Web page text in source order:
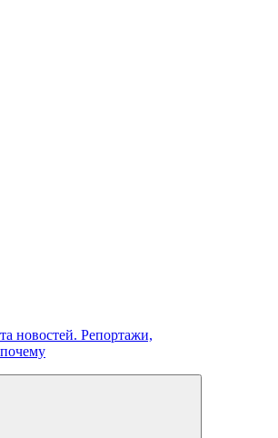
что зачем и почему. Новости политики,